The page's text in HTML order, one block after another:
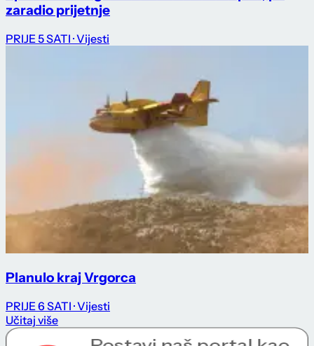
zaradio prijetnje
PRIJE 5 SATI · Vijesti
Planulo kraj Vrgorca
PRIJE 6 SATI · Vijesti
Učitaj više